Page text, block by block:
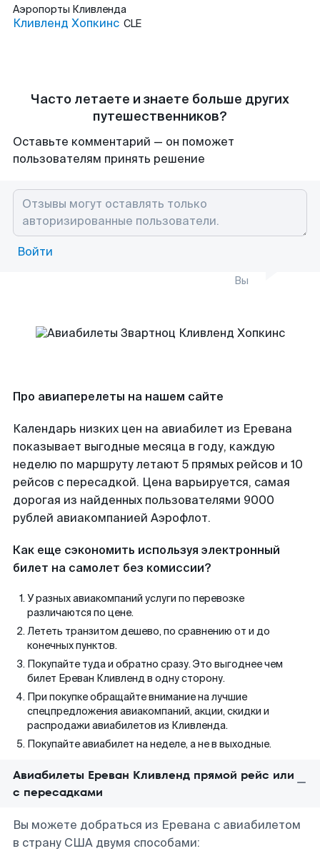
Аэропорты Кливленда
Кливленд Хопкинс CLE
Часто летаете и знаете больше других
путешественников?
Оставьте комментарий — он поможет
пользователям принять решение
Войти
Вы
Про авиаперелеты на нашем сайте
Календарь низких цен на авиабилет из Еревана
показывает выгодные месяца в году, каждую
неделю по маршруту летают 5 прямых рейсов и 10
рейсов с пересадкой. Цена варьируется, самая
дорогая из найденных пользователями 9000
рублей авиакомпанией Аэрофлот.
Как еще сэкономить используя электронный
билет на самолет без комиссии?
У разных авиакомпаний услуги по перевозке
различаются по цене.
Лететь транзитом дешево, по сравнению от и до
конечных пунктов.
Покупайте туда и обратно сразу. Это выгоднее чем
билет Ереван Кливленд в одну сторону.
При покупке обращайте внимание на лучшие
спецпредложения авиакомпаний, акции, скидки и
распродажи авиабилетов из Кливленда.
Покупайте авиабилет на неделе, а не в выходные.
Авиабилеты Ереван Кливленд прямой рейс или
с пересадками
Вы можете добраться из Еревана с авиабилетом
в страну США двумя способами: